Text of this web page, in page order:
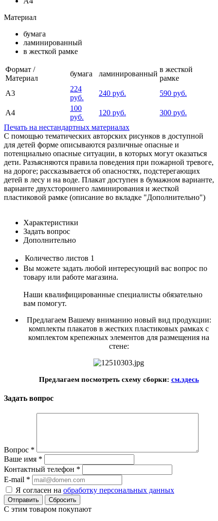
Материал
бумага
ламинированный
в жесткой рамке
Формат /
Материал
бумага ламинированный
в жесткой
рамке
А3
224
руб.
240 руб. 590 руб.
А4
100
руб.
120 руб.
300 руб.
Печать на нестандартных материалах
С помощью тематических авторских рисунков в доступной
для детей форме описываются различные опасные и
потенциально опасные ситуации, в которых могут оказаться
дети. Разъясняются правила поведения при пожарной тревоге,
на дороге; рассказывается об опасностях, подстерегающих
детей в лесу и на воде. Плакат доступен в бумажном варианте,
варианте двухстороннего ламинирования и жесткой
пластиковой рамке (описание во вкладке "Дополнительно")
Характеристики
Задать вопрос
Дополнительно
Количество листов 1
Вы можете задать любой интересующий вас вопрос по
товару или работе магазина.
Наши квалифицированные специалисты обязательно
вам помогут.
Предлагаем Вашему вниманию новый вид продукции:
комплекты плакатов в жестких пластиковых рамках с
комплектом крепежных элементов для размещения на
стене:
Предлагаем посмотреть схему сборки: см.здесь
Задать вопрос
Вопрос *
Ваше имя *
Контактный телефон *
E-mail *
Я согласен на обработку персональных данных
Сбросить
С этим товаром покупают